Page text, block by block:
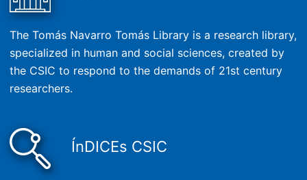
The Tomás Navarro Tomás Library is a research library,
specialized in human and social sciences, created by
the CSIC to respond to the demands of 21st century
researchers.
ÍnDICEs CSIC